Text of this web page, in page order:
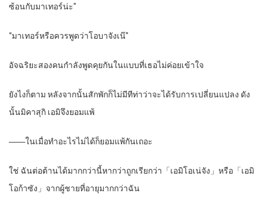
ซ้อนกับมาเทอร์น่ะ”
“มาเทอร์หรือควรพูดว่าโอบาจังเน๊”
อัจฉริยะสองคนกำลังพูดคุยกันในแบบที่เธอไม่ค่อยเข้าใจ
ยังไงก็ตาม หลังจากนั้นสักพักก็ไม่มีทีท่าว่าจะได้รับการเปลี่ยนแปลง ดัง
นั้นมิคาสุกิ เอมิจึงยอมแพ้
――ในเมื่อทำอะไรไม่ได้ก็ยอมแพ้กันเถอะ
ใช่ ฉันต่อต้านได้มากกว่านี้หากว่าถูกเรียกว่า「เอมิโอเน่จัง」หรือ「เอมิ
โอก้าซัง」จากผู้ชายที่อายุมากกว่าฉัน